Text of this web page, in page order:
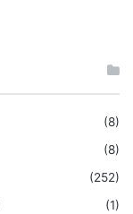
(8)
(8)
(252)
(1)